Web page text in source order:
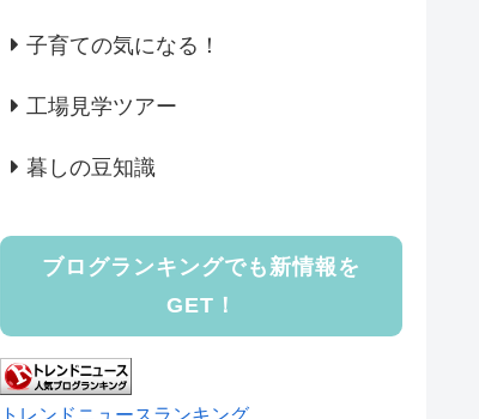
子育ての気になる！
工場見学ツアー
暮しの豆知識
ブログランキングでも新情報を
GET！
トレンドニュースランキング